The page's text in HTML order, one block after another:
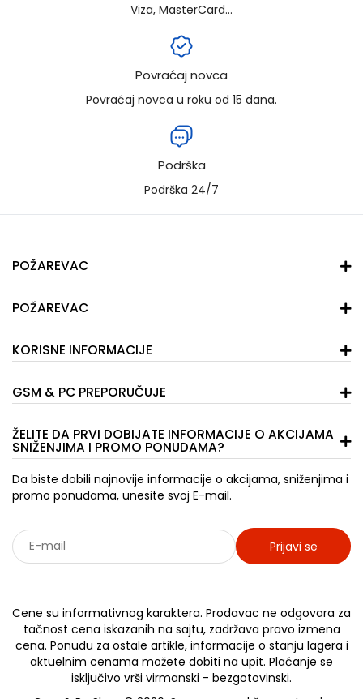
Viza, MasterCard...
Povraćaj novca
Povraćaj novca u roku od 15 dana.
Podrška
Podrška 24/7
POŽAREVAC
POŽAREVAC
KORISNE INFORMACIJE
GSM & PC PREPORUČUJE
ŽELITE DA PRVI DOBIJATE INFORMACIJE O AKCIJAMA
SNIŽENJIMA I PROMO PONUDAMA?
Da biste dobili najnovije informacije o akcijama, sniženjima i
promo ponudama, unesite svoj E-mail.
Prijavi se
Cene su informativnog karaktera. Prodavac ne odgovara za
tačnost cena iskazanih na sajtu, zadržava pravo izmena
cena. Ponudu za ostale artikle, informacije o stanju lagera i
aktuelnim cenama možete dobiti na upit. Plaćanje se
isključivo vrši virmanski - bezgotovinski.